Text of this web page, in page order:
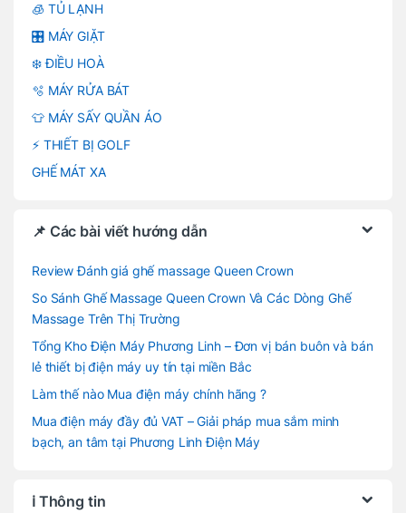
🧊 TỦ LẠNH
🎛️ MÁY GIẶT
❄️ ĐIỀU HOÀ
🫧 MÁY RỬA BÁT
👕 MÁY SẤY QUẦN ÁO
⚡ THIẾT BỊ GOLF
GHẾ MÁT XA
📌 Các bài viết hướng dẫn
Review Đánh giá ghế massage Queen Crown
So Sánh Ghế Massage Queen Crown Và Các Dòng Ghế
Massage Trên Thị Trường
Tổng Kho Điện Máy Phương Linh – Đơn vị bán buôn và bán
lẻ thiết bị điện máy uy tín tại miền Bắc
Làm thế nào Mua điện máy chính hãng ?
Mua điện máy đầy đủ VAT – Giải pháp mua sắm minh
bạch, an tâm tại Phương Linh Điện Máy
ℹ️ Thông tin